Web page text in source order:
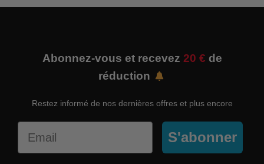
Abonnez-vous et recevez 20 € de
réduction
Restez informé de nos dernières offres et plus encore
S'abonner